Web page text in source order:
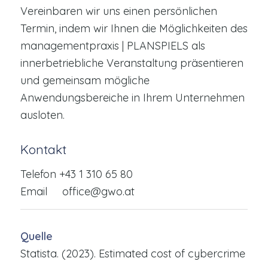
Vereinbaren wir uns einen persönlichen
Termin, indem wir Ihnen die Möglichkeiten des
managementpraxis | PLANSPIELS als
innerbetriebliche Veranstaltung präsentieren
und gemeinsam mögliche
Anwendungsbereiche in Ihrem Unternehmen
ausloten.
Kontakt
Telefon +43 1 310 65 80
Email office@gwo.at
Quelle
Statista. (2023). Estimated cost of cybercrime